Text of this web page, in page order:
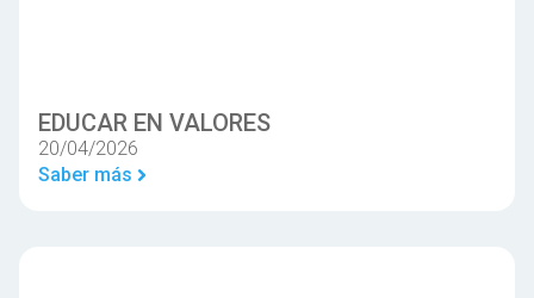
EDUCAR EN VALORES
20/04/2026
Saber más